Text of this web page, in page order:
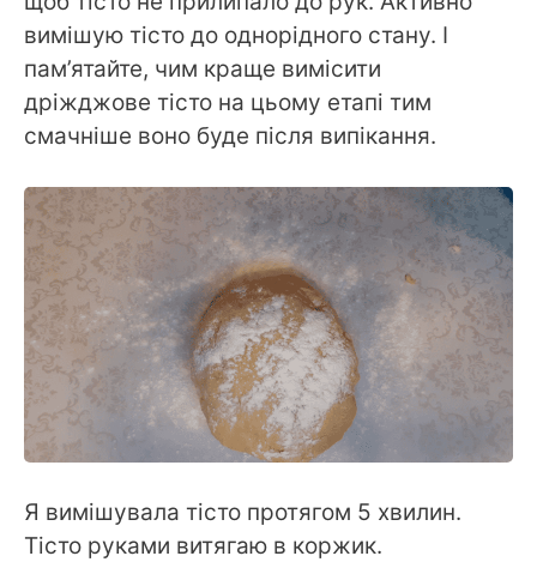
вимішую тісто до однорідного стану. І
пам’ятайте, чим краще вимісити
дріжджове тісто на цьому етапі тим
смачніше воно буде після випікання.
Я вимішувала тісто протягом 5 хвилин.
Тісто руками витягаю в коржик.